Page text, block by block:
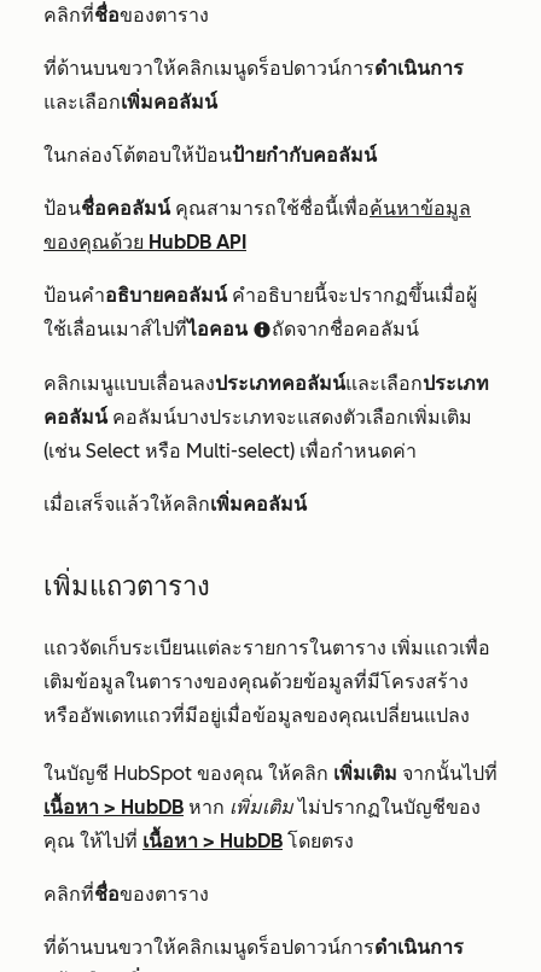
คลิกที่ชื่อของตาราง
ที่ด้านบนขวาให้คลิกเมนูดร็อปดาวน์การดำเนินการ
และเลือกเพิ่มคอลัมน์
ในกล่องโต้ตอบให้ป้อนป้ายกำกับคอลัมน์
ป้อนชื่อคอลัมน์คุณสามารถใช้ชื่อนี้เพื่อค้นหาข้อมูล
ของคุณด้วย HubDB API
ป้อนคำอธิบายคอลัมน์คำอธิบายนี้จะปรากฏขึ้นเมื่อผู้
ใช้เลื่อนเมาส์ไปที่ไอคอน infoถัดจากชื่อคอลัมน์
คลิกเมนูแบบเลื่อนลงประเภทคอลัมน์และเลือกประเภท
คอลัมน์คอลัมน์บางประเภทจะแสดงตัวเลือกเพิ่มเติม
(เช่น Select หรือ Multi-select) เพื่อกำหนดค่า
เมื่อเสร็จแล้วให้คลิกเพิ่มคอลัมน์
เพิ่มแถวตาราง
แถวจัดเก็บระเบียนแต่ละรายการในตาราง เพิ่มแถวเพื่อ
เติมข้อมูลในตารางของคุณด้วยข้อมูลที่มีโครงสร้าง
หรืออัพเดทแถวที่มีอยู่เมื่อข้อมูลของคุณเปลี่ยนแปลง
ในบัญชี HubSpot ของคุณ ให้คลิก เพิ่มเติม จากนั้นไปที่
เนื้อหา > HubDB หาก เพิ่มเติมไม่ปรากฏในบัญชีของ
คุณ ให้ไปที่ เนื้อหา > HubDB โดยตรง
คลิกที่ชื่อของตาราง
ที่ด้านบนขวาให้คลิกเมนูดร็อปดาวน์การดำเนินการ